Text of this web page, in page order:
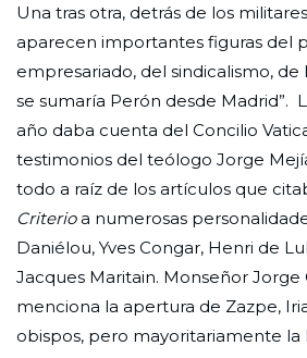
Una tras otra, detrás de los
aparecen importantes figuras del
empresariado, del sindicalismo, de
se sumaría Perón desde Madrid”.
año daba cuenta del Concilio
testimonios del teólogo Jorge
todo a raíz de los artículos que
Criterioa numerosas
Daniélou, Yves Congar, Henri de
Jacques Maritain. Monseñor Jorge
menciona la apertura de Zazpe,
obispos, pero mayoritariamente la